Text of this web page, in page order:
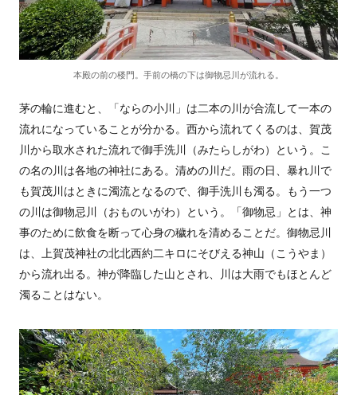
本殿の前の楼門。手前の橋の下は御物忌川が流れる。
茅の輪に進むと、「ならの小川」は二本の川が合流して一本の
流れになっていることが分かる。西から流れてくるのは、賀茂
川から取水された流れで御手洗川（みたらしがわ）という。こ
の名の川は各地の神社にある。清めの川だ。雨の日、暴れ川で
も賀茂川はときに濁流となるので、御手洗川も濁る。もう一つ
の川は御物忌川（おものいがわ）という。「御物忌」とは、神
事のために飲食を断って心身の穢れを清めることだ。御物忌川
は、上賀茂神社の北北西約二キロにそびえる神山（こうやま）
から流れ出る。神が降臨した山とされ、川は大雨でもほとんど
濁ることはない。